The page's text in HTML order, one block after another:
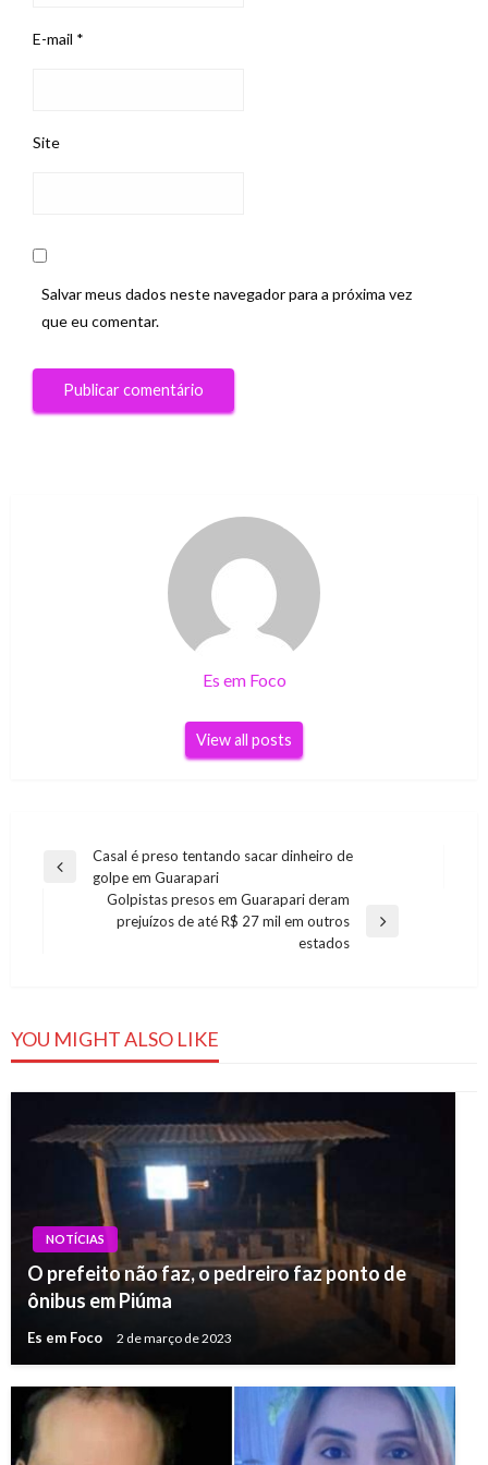
E-mail *
Site
Salvar meus dados neste navegador para a próxima vez
que eu comentar.
Es em Foco
View all posts
Navegação
Previous
Casal é preso tentando sacar dinheiro de
golpe em Guarapari
Golpistas presos em Guarapari deram
prejuízos de até R$ 27 mil em outros
estados
YOU MIGHT ALSO LIKE
NOTÍCIAS
O prefeito não faz, o pedreiro faz ponto de
ônibus em Piúma
Es em Foco 2 de março de 2023